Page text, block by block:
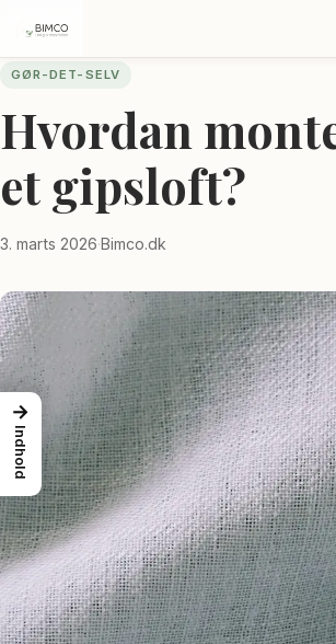
GØR-DET-SELV
Hvordan
et gipsloft?
3. marts 2026·Bimco.dk
→
Indhold